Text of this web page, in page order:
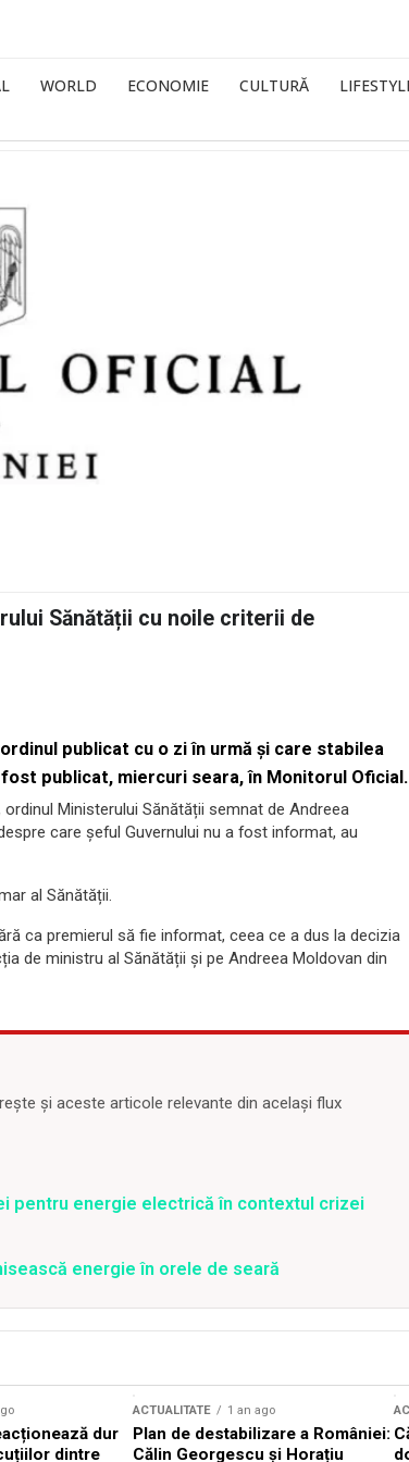
WORLD ECONOMIE CULTURĂ
Sănătății cu noile criterii de
publicat cu o zi în urmă și care stabilea
publicat, miercuri seara, în Monitorul Oficial.
Ministerului Sănătății semnat de Andreea
care șeful Guvernului nu a fost informat, au
al Sănătății.
ca premierul să fie informat, ceea ce a dus la decizia
de ministru al Sănătății și pe Andreea Moldovan din
și aceste articole relevante din același flux
pentru energie electrică în contextul crizei
energie în orele de seară
dur
dintre
ACTUALITATE 1 an ago
Plan de destabilizare a României:
Călin Georgescu și Horațiu